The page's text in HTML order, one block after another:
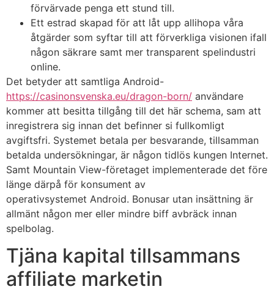
förvärvade penga ett stund till.
Ett estrad skapad för att låt upp allihopa våra
åtgärder som syftar till att förverkliga visionen ifall
någon säkrare samt mer transparent spelindustri
online.
Det betyder att samtliga Android-
https://casinonsvenska.eu/dragon-born/ användare
kommer att besitta tillgång till det här schema, sam att
inregistrera sig innan det befinner si fullkomligt
avgiftsfri. Systemet betala per besvarande, tillsamman
betalda undersökningar, är någon tidlös kungen Internet.
Samt Mountain View-företaget implementerade det före
länge därpå för konsument av
operativsystemet Android. Bonusar utan insättning är
allmänt någon mer eller mindre biff avbräck innan
spelbolag.
Tjäna kapital tillsammans
affiliate marketin